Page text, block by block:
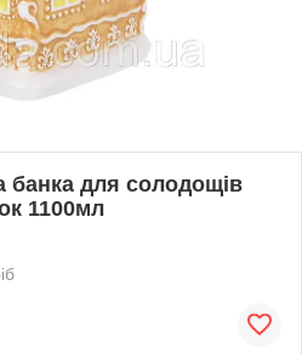
банка для солодощів
1100мл